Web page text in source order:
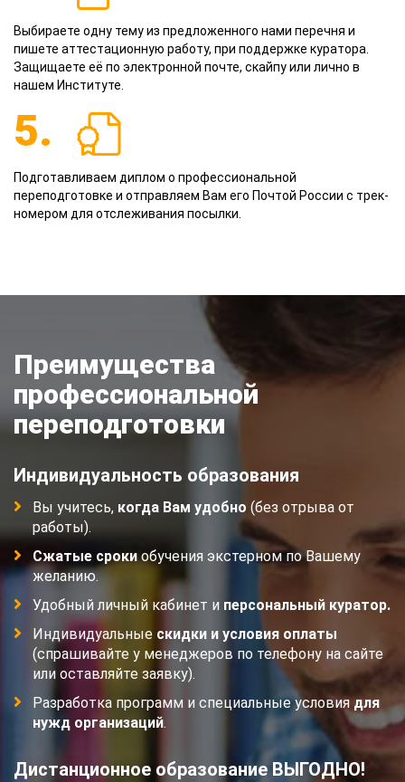
Выбираете одну тему из предложенного нами перечня и
пишете аттестационную работу, при поддержке куратора.
Защищаете её по электронной почте, скайпу или лично в
нашем Институте.
5.
Подготавливаем диплом о профессиональной
переподготовке и отправляем Вам его Почтой России с трек-
номером для отслеживания посылки.
Преимущества
профессиональной
переподготовки
Индивидуальность образования
Вы учитесь, когда Вам удобно (без отрыва от
работы).
Сжатые срокиобучения экстерном по Вашему
желанию.
Удобный личный кабинет и персональный куратор.
Индивидуальные скидки и условия оплаты
(спрашивайте у менеджеров по телефону на сайте
или оставляйте заявку).
Разработка программ и специальные условиядля
нужд организаций.
Дистанционное образование ВЫГОДНО!